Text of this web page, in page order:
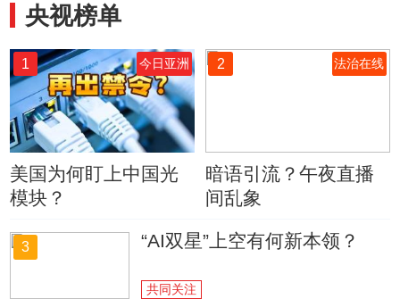
央视榜单
1 今日亚洲
美国为何盯上中国光
模块？
2 法治在线
暗语引流？午夜直播
间乱象
3 “AI双星”上空有何新本领？
共同关注